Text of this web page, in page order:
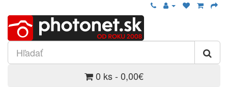
0 ks - 0,00€